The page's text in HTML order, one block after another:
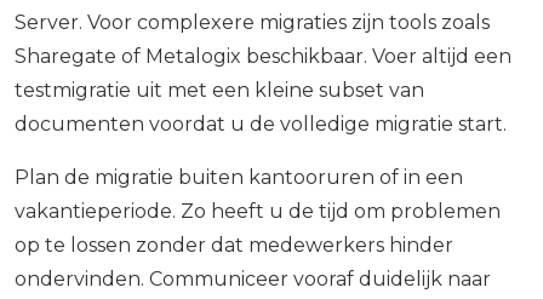
Server. Voor complexere migraties zijn tools zoals
Sharegate of Metalogix beschikbaar. Voer altijd een
testmigratie uit met een kleine subset van
documenten voordat u de volledige migratie start.
Plan de migratie buiten kantooruren of in een
vakantieperiode. Zo heeft u de tijd om problemen
op te lossen zonder dat medewerkers hinder
ondervinden. Communiceer vooraf duidelijk naar